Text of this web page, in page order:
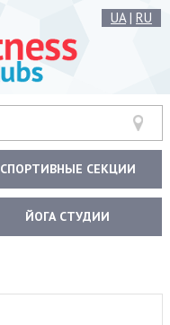
UA| RU
СПОРТИВНЫЕ СЕКЦИИ
ЙОГА СТУДИИ